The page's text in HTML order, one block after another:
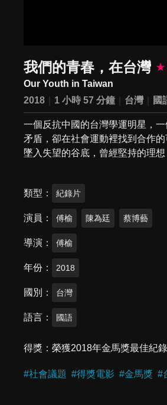
我們的青春，在台灣
Our Youth in Taiwan
2018
1 小時 57 分鐘 台灣 國
一個反抗中國的台灣學運明星，
矛盾，卻在社會運動裡找到合作
墜入失望的谷底，曾經堅持的理
類型 紀錄片
演員 傅榆 陳為廷 蔡博藝
導演 傅榆
年份 2018
國別 台灣
語言 國語
得獎 榮獲2018年金馬獎最佳紀
#社會議題 #得獎電影 #金馬獎 #